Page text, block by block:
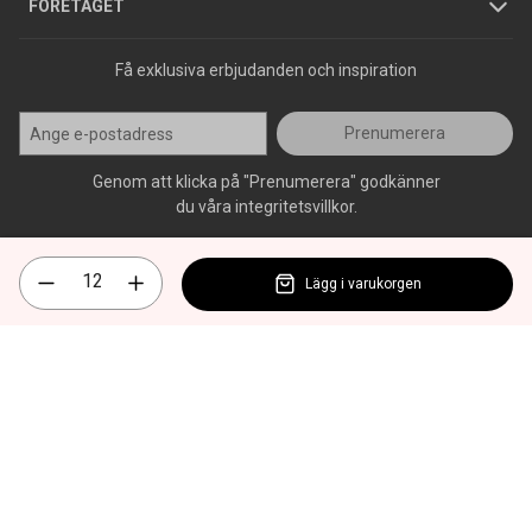
FÖRETAGET
Få exklusiva erbjudanden och inspiration
Prenumerera
Genom att klicka på "Prenumerera" godkänner
du våra integritetsvillkor.
Lägg i varukorgen